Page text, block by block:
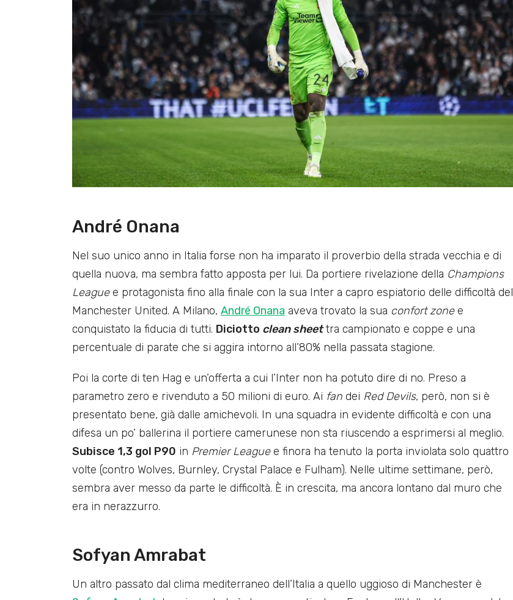
André Onana
Nel suo unico anno in Italia forse non ha imparato il proverbio della strada vecchia e di
quella nuova, ma sembra fatto apposta per lui. Da portiere rivelazione della Champions
Leaguee protagonista fino alla finale con la sua Inter a capro espiatorio delle difficoltà del
Manchester United. A Milano, André Onana aveva trovato la sua confort zonee
conquistato la fiducia di tutti. Diciotto clean sheettra campionato e coppe e una
percentuale di parate che si aggira intorno all’80% nella passata stagione.
Poi la corte di ten Hag e un’offerta a cui l’Inter non ha potuto dire di no. Preso a
parametro zero e rivenduto a 50 milioni di euro. Ai fan dei Red Devils, però, non si è
presentato bene, già dalle amichevoli. In una squadra in evidente difficoltà e con una
difesa un po’ ballerina il portiere camerunese non sta riuscendo a esprimersi al meglio.
Subisce 1,3 gol P90 in Premier Leaguee finora ha tenuto la porta inviolata solo quattro
volte (contro Wolves, Burnley, Crystal Palace e Fulham). Nelle ultime settimane, però,
sembra aver messo da parte le difficoltà. È in crescita, ma ancora lontano dal muro che
era in nerazzurro.
Sofyan Amrabat
Un altro passato dal clima mediterraneo dell’Italia a quello uggioso di Manchester è